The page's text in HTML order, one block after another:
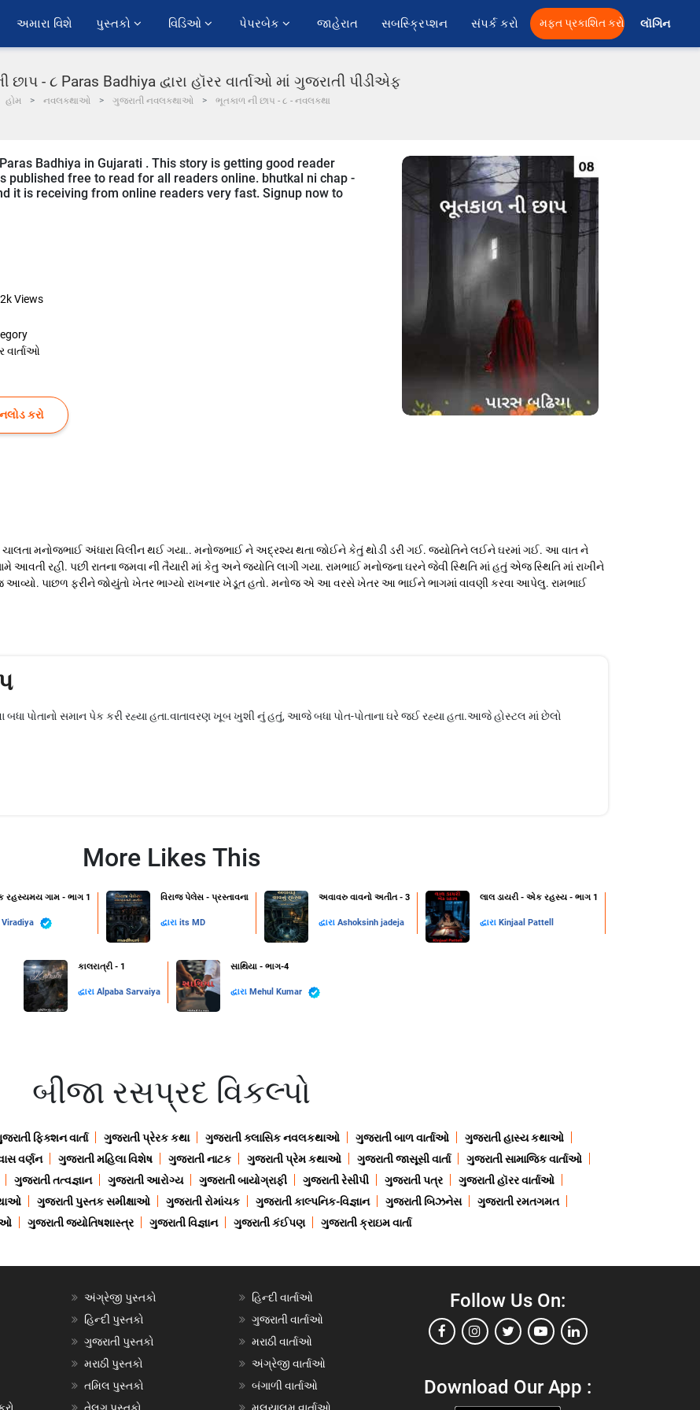
અમારા વિશે પુસ્તકો વિડિઓ પેપરબેક જાહેરાત સબસ્ક્રિપ્શન સંપર્ક કરો મફત પ્રકાશિત કરો લૉગિન
છાપ - ૮ Paras Badhiya દ્વારા હૉરર વાર્તાઓ માં ગુજરાતી પીડીએફ
હોમ નવલકથાઓ ગુજરાતી નવલકથાઓ ભૂતકાળ ની છાપ - ૮ - નવલકથા
Badhiya in Gujarati . This story is getting good reader
published free to read for all readers online. bhutkal ni chap -
it is receiving from online readers very fast. Signup now to
Views
વાર્તાઓ
કરો
મનોજભાઈ અંધારા વિલીન થઈ ગયા.. મનોજભાઈ ને અદ્રશ્ય થતા જોઈને કેતું થોડી ડરી ગઈ. જ્યોતિને લઈને ઘરમાં ગઈ. આ વાત ને
આવતી રહી. પછી રાતના જમવા ની તૈયારી માં કેતુ અને જ્યોતિ લાગી ગયા. રામભાઈ મનોજના ઘરને જેવી સ્થિતિ માં હતું એજ સ્થિતિ માં રાખીને
આવ્યો. પાછળ ફરીને જોયુંતો ખેતર ભાગ્યો રાખનાર ખેડૂત હતો. મનોજ એ આ વરસે ખેતર આ ભાઈને ભાગમાં વાવણી કરવા આપેલુ. રામભાઈ
બધા પોતાનો સમાન પેક કરી રહ્યા હતા.વાતાવરણ ખૂબ ખુશી નું હતું, આજે બધા પોત-પોતાના ઘરે જઈ રહ્યા હતા.આજે હોસ્ટલ માં છેલો
More Likes This
ગામ - ભાગ 1
Viradiya
વિરાજ પેલેસ - પ્રસ્તાવના
દ્વારા its MD
અવાવરુ વાવનો અતીત - 3
દ્વારા Ashoksinh jadeja
લાલ ડાયરી - એક રહસ્ય - ભાગ 1
દ્વારા Kinjaal Pattell
કાલરાત્રી - 1
દ્વારા Alpaba Sarvaiya
સાથિયા - ભાગ-4
દ્વારા Mehul Kumar
બીજા રસપ્રદ વિકલ્પો
ફિક્શન વાર્તા ગુજરાતી પ્રેરક કથા ગુજરાતી ક્લાસિક નવલકથાઓ ગુજરાતી બાળ વાર્તાઓ
ગુજરાતી હાસ્ય કથાઓ
વર્ણન ગુજરાતી મહિલા વિશેષ ગુજરાતી નાટક ગુજરાતી પ્રેમ કથાઓ ગુજરાતી જાસૂસી વાર્તા
ગુજરાતી સામાજિક વાર્તાઓ
ગુજરાતી તત્વજ્ઞાન ગુજરાતી આરોગ્ય ગુજરાતી બાયોગ્રાફી ગુજરાતી રેસીપી ગુજરાતી પત્ર
ગુજરાતી હૉરર વાર્તાઓ
ગુજરાતી પુસ્તક સમીક્ષાઓ ગુજરાતી રોમાંચક ગુજરાતી કાલ્પનિક-વિજ્ઞાન ગુજરાતી બિઝનેસ
ગુજરાતી રમતગમત
ગુજરાતી જ્યોતિષશાસ્ત્ર ગુજરાતી વિજ્ઞાન ગુજરાતી કંઈપણ ગુજરાતી ક્રાઇમ વાર્તા
અંગ્રેજી પુસ્તકો
હિન્દી પુસ્તકો
ગુજરાતી પુસ્તકો
મરાઠી પુસ્તકો
તમિલ પુસ્તકો
હિન્દી વાર્તાઓ
ગુજરાતી વાર્તાઓ
મરાઠી વાર્તાઓ
અંગ્રેજી વાર્તાઓ
બંગાળી વાર્તાઓ
Follow Us On:
Download Our App :